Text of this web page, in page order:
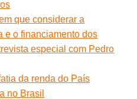
que considerar a
e o financiamento dos
especial com Pedro
da renda do País
no Brasil